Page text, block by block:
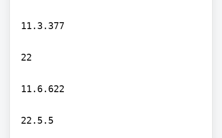
11.3.377
22
11.6.622
22.5.5